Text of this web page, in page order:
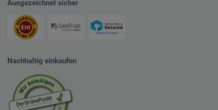
Ausgezeichnet sicher
Nachhaltig einkaufen